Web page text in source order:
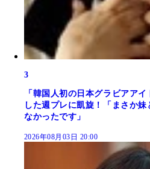
3
「韓国人初の日本グラビアア
した週プレに凱旋！「まさか
なかったです」
2026年08月03日 20:00